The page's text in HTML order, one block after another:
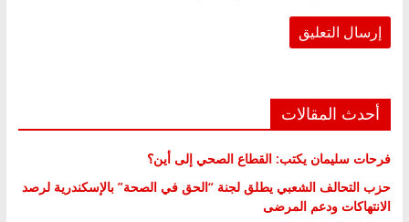
أحدث المقالات
فرحات سليمان يكتب: القطاع الصحي إلى أين؟
حزب التحالف الشعبي يطلق لجنة “الحق في الصحة” بالإسكندرية لرصد
الانتهاكات ودعم المرضى